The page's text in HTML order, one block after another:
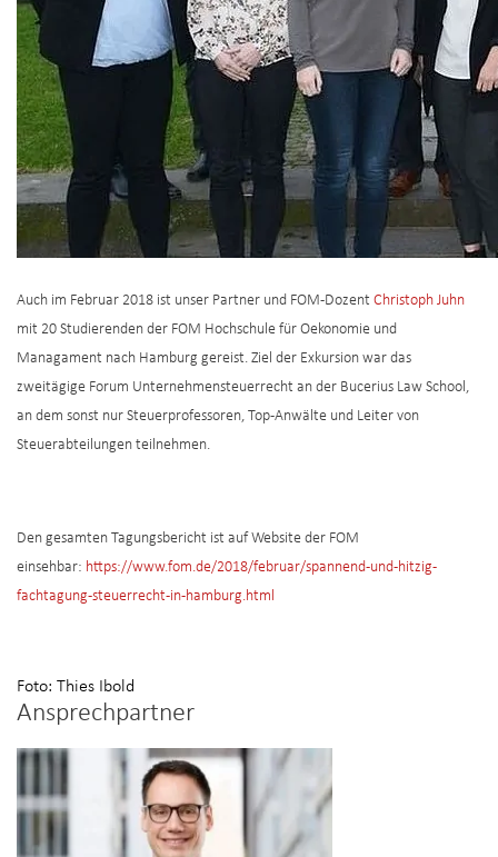
Auch im Februar 2018 ist unser Partner und FOM-Dozent Christoph Juhn
mit 20 Studierenden der FOM Hochschule für Oekonomie und
Managament nach Hamburg gereist. Ziel der Exkursion war das
zweitägige Forum Unternehmensteuerrecht an der Bucerius Law School,
an dem sonst nur Steuerprofessoren, Top-Anwälte und Leiter von
Steuerabteilungen teilnehmen.
Den gesamten Tagungsbericht ist auf Website der FOM
einsehbar: https://www.fom.de/2018/februar/spannend-und-hitzig-
fachtagung-steuerrecht-in-hamburg.html
Foto: Thies Ibold
Ansprechpartner